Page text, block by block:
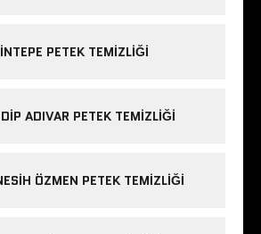
PETEK TEMIZLIĞI
ADIVAR PETEK TEMIZLIĞI
ÖZMEN PETEK TEMIZLIĞI